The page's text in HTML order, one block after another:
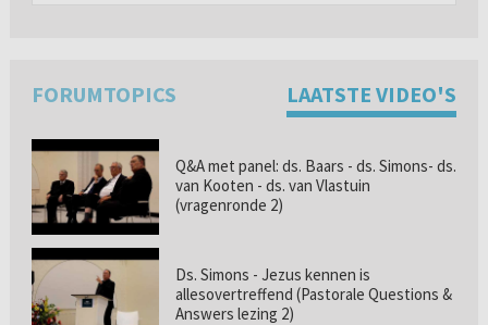
FORUMTOPICS LAATSTE VIDEO'S
Q&A met panel: ds. Baars - ds. Simons- ds.
van Kooten - ds. van Vlastuin
(vragenronde 2)
Ds. Simons - Jezus kennen is
allesovertreffend (Pastorale Questions &
Answers lezing 2)